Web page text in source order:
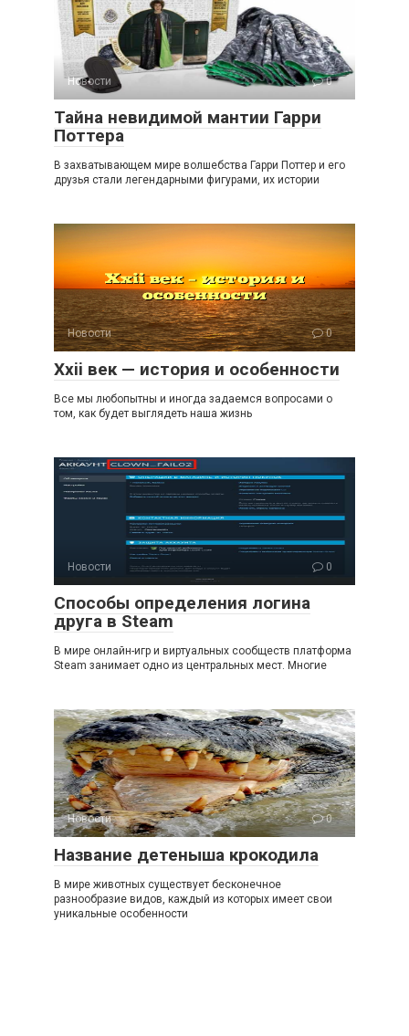
Новости 0
Тайна невидимой мантии Гарри
Поттера
В захватывающем мире волшебства Гарри Поттер и его
друзья стали легендарными фигурами, их истории
Новости 0
Xxii век — история и особенности
Все мы любопытны и иногда задаемся вопросами о
том, как будет выглядеть наша жизнь
Новости 0
Способы определения логина
друга в Steam
В мире онлайн-игр и виртуальных сообществ платформа
Steam занимает одно из центральных мест. Многие
Новости 0
Название детеныша крокодила
В мире животных существует бесконечное
разнообразие видов, каждый из которых имеет свои
уникальные особенности